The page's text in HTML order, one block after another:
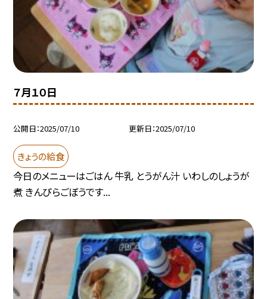
７月１０日
公開日 2025/07/10 更新日 2025/07/10
きょうの給食
今日のメニューはごはん 牛乳 とうがん汁 いわしのしょうが
煮 きんぴらごぼうです...